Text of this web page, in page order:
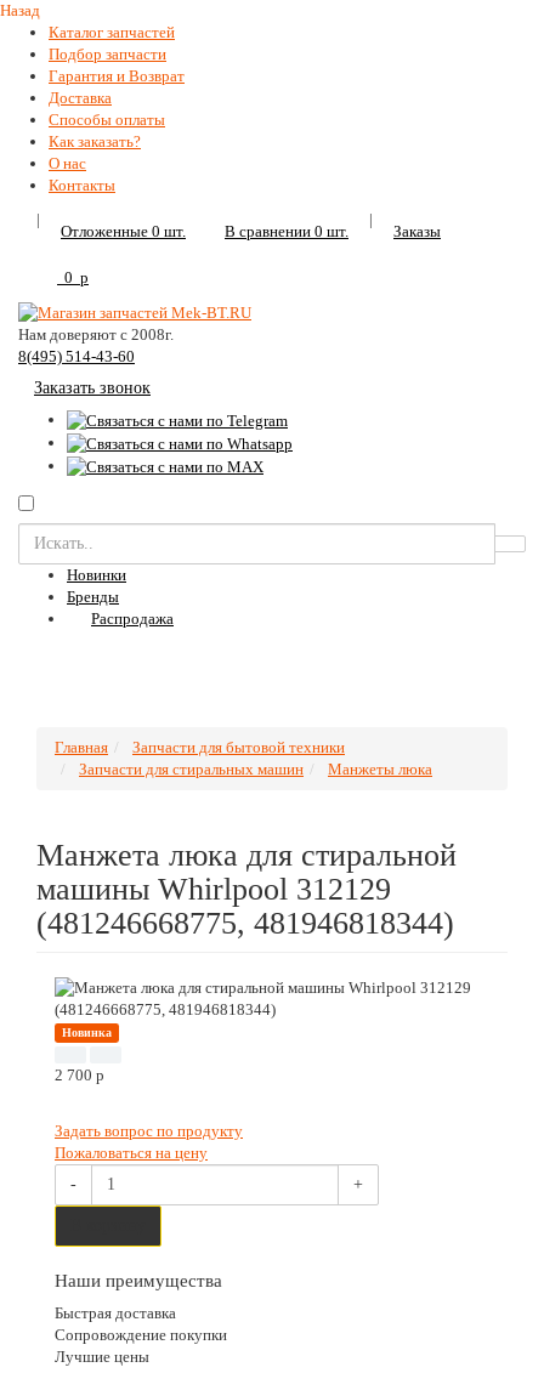
Назад
Каталог запчастей
Подбор запчасти
Гарантия и Возврат
Доставка
Способы оплаты
Как заказать?
О нас
Контакты
|
Отложенные 0 шт. В сравнении 0 шт.
|
Заказы
0 p
Нам доверяют с 2008г.
8(495) 514-43-60
Заказать звонок
Новинки
Бренды
Распродажа
Главная
Запчасти для бытовой техники
Запчасти для стиральных машин
Манжеты люка
Манжета люка для стиральной
машины Whirlpool 312129
(481246668775, 481946818344)
Новинка
2 700 p
Задать вопрос по продукту
Пожаловаться на цену
-
+
Наши преимущества
Быстрая доставка
Сопровождение покупки
Лучшие цены